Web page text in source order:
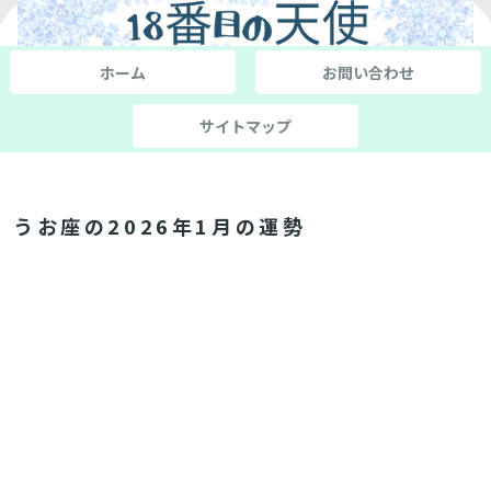
ホーム お問い合わせ
サイトマップ
うお座の2026年1月の運勢